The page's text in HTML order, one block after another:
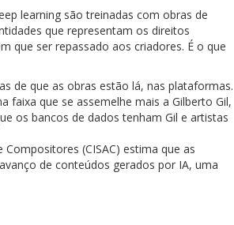
learning são treinadas com obras de
que representam os direitos
que ser repassado aos criadores. É o que
de que as obras estão lá, nas plataformas.
faixa que se assemelhe mais a Gilberto Gil,
os bancos de dados tenham Gil e artistas
(CISAC) estima que as
de conteúdos gerados por IA, uma